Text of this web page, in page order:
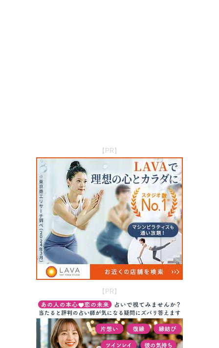
【PR】
【PR】